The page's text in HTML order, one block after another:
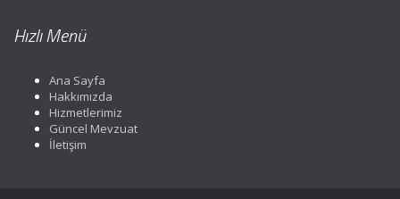
Hızlı Menü
Ana Sayfa
Hakkımızda
Hizmetlerimiz
Güncel Mevzuat
İletişim